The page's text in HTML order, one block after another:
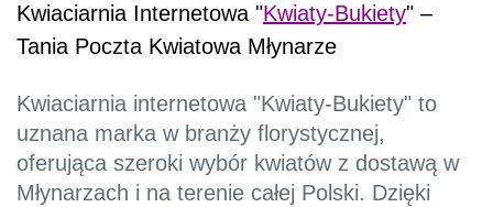
Kwiaciarnia Internetowa "Kwiaty-Bukiety" –
Tania Poczta Kwiatowa Młynarze
Kwiaciarnia internetowa "Kwiaty-Bukiety" to
uznana marka w branży florystycznej,
oferująca szeroki wybór kwiatów z dostawą w
Młynarzach i na terenie całej Polski. Dzięki